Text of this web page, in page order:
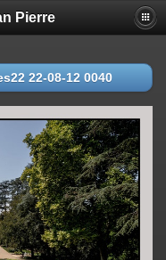
Pierre
22-08-12 0040